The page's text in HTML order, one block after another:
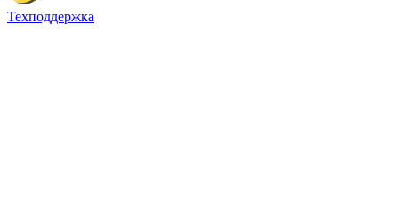
Техподдержка